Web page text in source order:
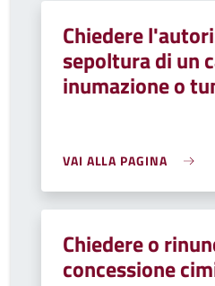
Chiedere
sepoltura di un
inumazione o
VAI ALLA PAGINA
Chiedere o
concessione